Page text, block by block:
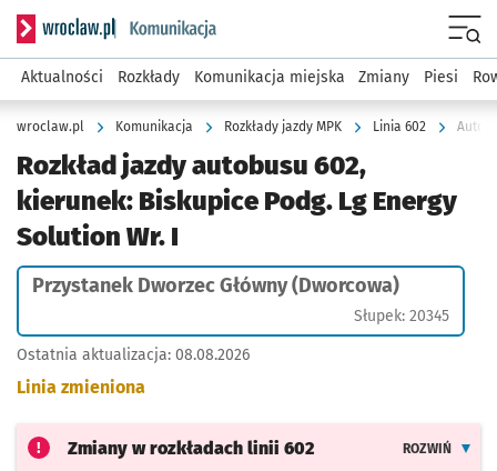
Serwis informacyjny wroclaw.pl podserwis: Komunikacja
Aktualności Rozkłady Komunikacja miejska Zmiany Piesi
wroclaw.pl Komunikacja Rozkłady jazdy MPK Linia 602
Rozkład jazdy autobusu 602,
kierunek: Biskupice Podg. Lg Energy
Solution Wr. I
Przystanek Dworzec Główny (Dworcowa)
Słupek: 20345
Ostatnia aktualizacja: 08.08.2026
Linia zmieniona
Zmiany w rozkładach linii 602 ROZWIŃ